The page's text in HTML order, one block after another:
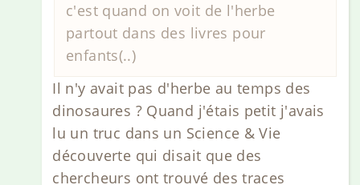
c'est quand on voit de l'herbe
partout dans des livres pour
enfants(..)
Il n'y avait pas d'herbe au temps des
dinosaures ? Quand j'étais petit j'avais
lu un truc dans un Science & Vie
découverte qui disait que des
chercheurs ont trouvé des traces